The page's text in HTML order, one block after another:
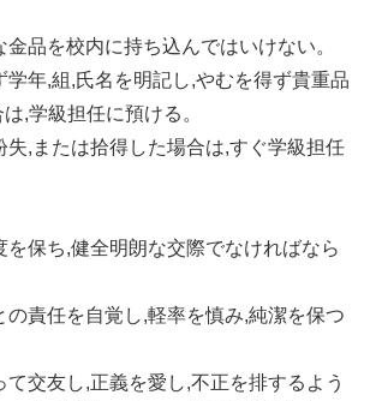
品を校内に持ち込んではいけない。
学年,組,氏名を明記し,やむを得ず貴重品
,学級担任に預ける。
失,または拾得した場合は,すぐ学級担任
を保ち,健全明朗な交際でなければなら
の責任を自覚し,軽率を慎み,純潔を保つ
て交友し,正義を愛し,不正を排するよう